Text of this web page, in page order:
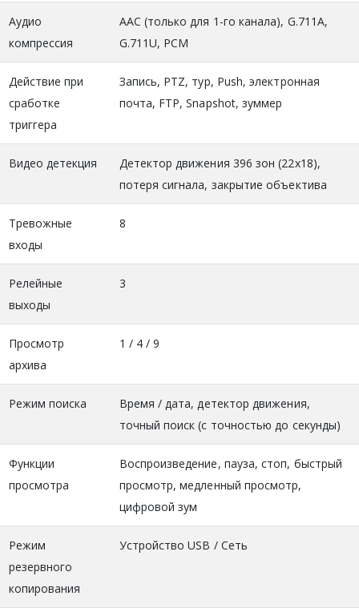
Аудио
компрессия
AAC (только для 1-го канала), G.711A,
G.711U, PCM
Действие при
сработке
триггера
Запись, PTZ, тур, Push, электронная
почта, FTP, Snapshot, зуммер
Видео детекция
Детектор движения 396 зон (22х18),
потеря сигнала, закрытие объектива
Тревожные
входы
8
Релейные
выходы
3
Просмотр
архива
1 / 4 / 9
Режим поиска
Время / дата, детектор движения,
точный поиск (с точностью до секунды)
Функции
просмотра
Воспроизведение, пауза, стоп, быстрый
просмотр, медленный просмотр,
цифровой зум
Режим
резервного
копирования
Устройство USB / Сеть